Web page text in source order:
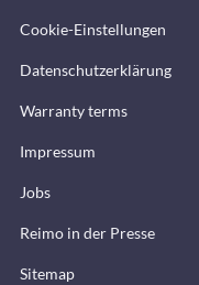
Cookie-Einstellungen
Datenschutzerklärung
Warranty terms
Impressum
Jobs
Reimo in der Presse
Sitemap